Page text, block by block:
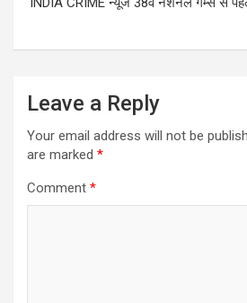
Leave a Reply
Your email address will not be
are marked *
Comment *